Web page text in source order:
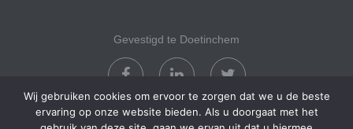
Gevestigd te Doetinchem
Wij gebruiken cookies om ervoor te zorgen dat we u de beste
ervaring op onze website bieden. Als u doorgaat met het